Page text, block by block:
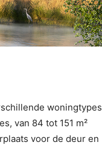
woningtypes
van 84 tot 151 m²
voor de deur en